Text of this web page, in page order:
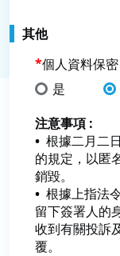
其他
個人資料保密
是
注意事項 :
根據二月二
的規定，以匿
銷毀。
根據上指法
留下簽署人的
收到有關投訴
覆。